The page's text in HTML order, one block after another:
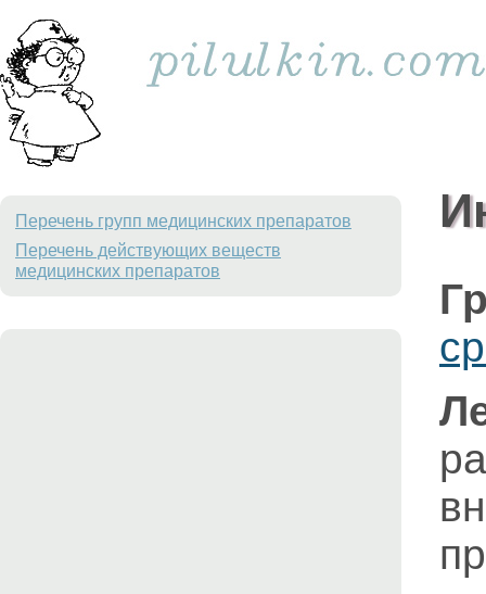
Перечень групп медицинских препаратов
Перечень действующих веществ
медицинских препаратов